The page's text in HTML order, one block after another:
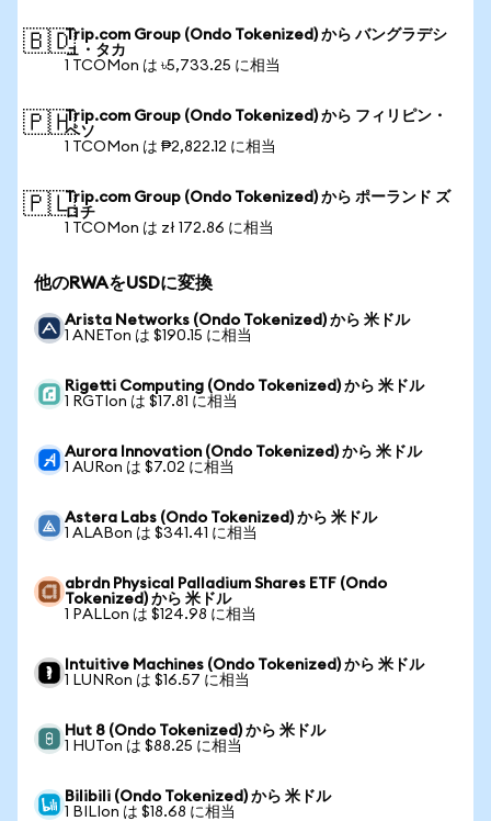
🇧🇩Trip.com Group (Ondo Tokenized) から バングラデシ
ュ・タカ
1 TCOMon は ৳5,733.25 に相当
🇵🇭Trip.com Group (Ondo Tokenized) から フィリピン・
ペソ
1 TCOMon は ₱2,822.12 に相当
🇵🇱Trip.com Group (Ondo Tokenized) から ポーランド ズ
ロチ
1 TCOMon は zł 172.86 に相当
他のRWAをUSDに変換
Arista Networks (Ondo Tokenized) から 米ドル
1 ANETon は $190.15 に相当
Rigetti Computing (Ondo Tokenized) から 米ドル
1 RGTIon は $17.81 に相当
Aurora Innovation (Ondo Tokenized) から 米ドル
1 AURon は $7.02 に相当
Astera Labs (Ondo Tokenized) から 米ドル
1 ALABon は $341.41 に相当
abrdn Physical Palladium Shares ETF (Ondo
Tokenized) から 米ドル
1 PALLon は $124.98 に相当
Intuitive Machines (Ondo Tokenized) から 米ドル
1 LUNRon は $16.57 に相当
Hut 8 (Ondo Tokenized) から 米ドル
1 HUTon は $88.25 に相当
Bilibili (Ondo Tokenized) から 米ドル
1 BILIon は $18.68 に相当